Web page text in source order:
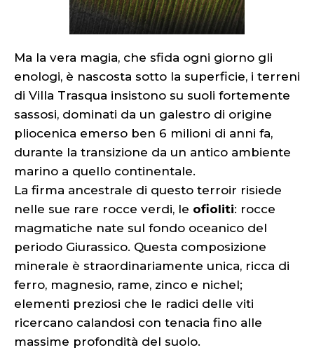
Ma la vera magia, che sfida ogni giorno gli
enologi, è nascosta sotto la superficie, i terreni
di Villa Trasqua insistono su suoli fortemente
sassosi, dominati da un galestro di origine
pliocenica emerso ben 6 milioni di anni fa,
durante la transizione da un antico ambiente
marino a quello continentale.
La firma ancestrale di questo terroir risiede
nelle sue rare rocce verdi, le ofioliti: rocce
magmatiche nate sul fondo oceanico del
periodo Giurassico. Questa composizione
minerale è straordinariamente unica, ricca di
ferro, magnesio, rame, zinco e nichel;
elementi preziosi che le radici delle viti
ricercano calandosi con tenacia fino alle
massime profondità del suolo.